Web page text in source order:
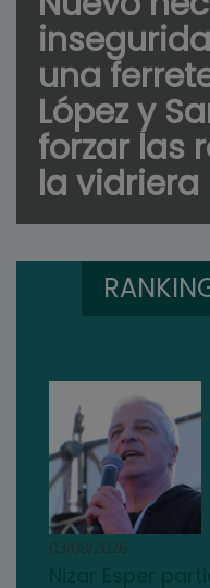
una
López y
forzar las
la vidriera
03/08/2026